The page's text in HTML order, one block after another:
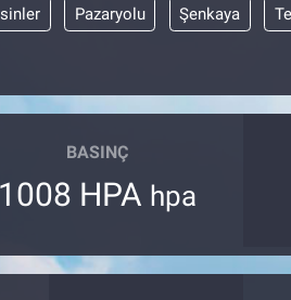
Pazaryolu Şenkaya
BASINÇ
1008 HPA hpa